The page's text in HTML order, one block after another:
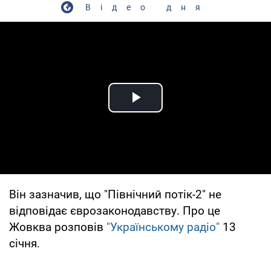
Відео дня
Play Video
Він зазначив, що "Північний потік-2" не
відповідає єврозаконодавству. Про це
Жовква розповів "Українському радіо" 13
січня.